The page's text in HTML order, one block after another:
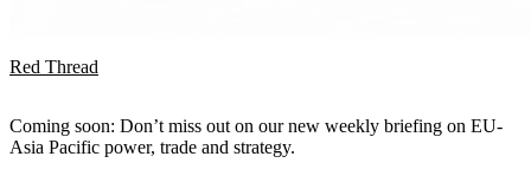
Red Thread
Coming soon: Don’t miss out on our new weekly briefing on EU-
Asia Pacific power, trade and strategy.